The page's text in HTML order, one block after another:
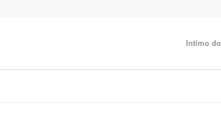
Intimo